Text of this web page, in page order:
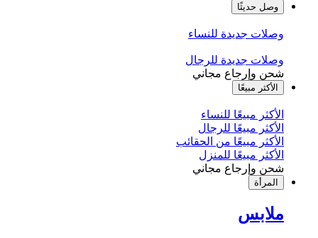
وصل حديثًا
وصلات جديدة للنساء
وصلات جديدة للرجال
شحن وإرجاع مجاني
الأكثر مبيعًا
الأكثر مبيعًا للنساء
الأكثر مبيعًا للرجال
الأكثر مبيعًا من الحقائب
الأكثر مبيعًا للمنزل
شحن وإرجاع مجاني
المرأة
ملابس